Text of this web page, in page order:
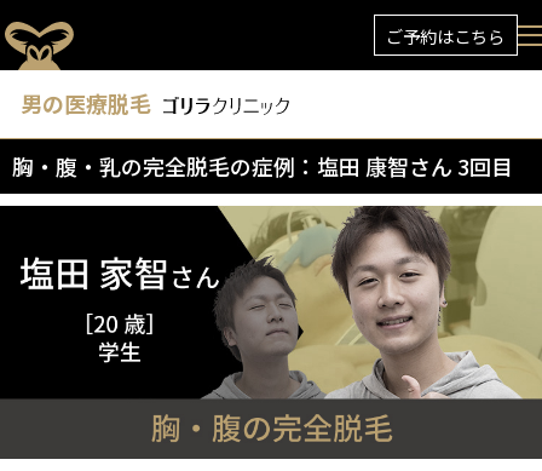
ご予約はこちら
男の医療脱毛
胸・腹・乳の完全脱毛の症例：塩田 康智さん 3回目